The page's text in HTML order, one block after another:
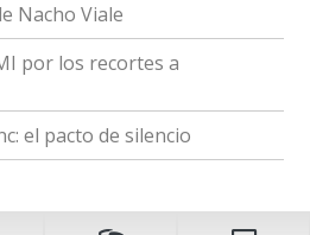
Nacho Viale
por los recortes a
el pacto de silencio